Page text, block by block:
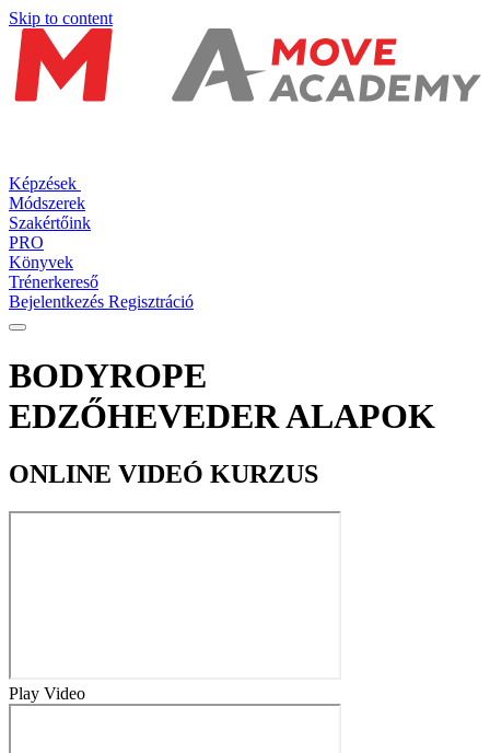
Skip to content
Képzések
Módszerek
Szakértőink
PRO
Könyvek
Trénerkereső
Bejelentkezés Regisztráció
BODYROPE
EDZŐHEVEDER ALAPOK
ONLINE VIDEÓ KURZUS
Play Video